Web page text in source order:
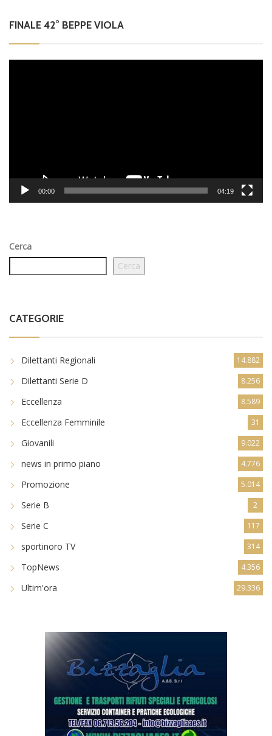
FINALE 42° BEPPE VIOLA
00:00 04:19
Cerca
Cerca
CATEGORIE
Dilettanti Regionali 14.882
Dilettanti Serie D 8.256
Eccellenza 8.589
Eccellenza Femminile 31
Giovanili 9.022
news in primo piano 4.776
Promozione 5.014
Serie B 2
Serie C 117
sportinoro TV 314
TopNews 4.356
Ultim'ora 29.336